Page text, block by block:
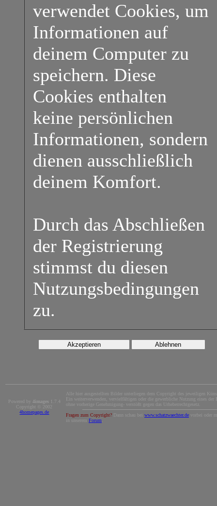
verwendet Cookies, um
Informationen auf
deinem Computer zu
speichern. Diese
Cookies enthalten
keine persönlichen
Informationen, sondern
dienen ausschließlich
deinem Komfort.
Durch das Abschließen
der Registrierung
stimmst du diesen
Nutzungsbedingungen
zu.
Powered by 4images 1.7.4
Copyright © 2002
4homepages.de
Alle hier ausgestellten Bilder unterliegen dem Copyright des jeweiligen
Ein weiterverwenden, vervielfältigen oder die gewerbliche Nutzung eines der
ohne vorherige Genehmigung- verstößt gegen das Urheberrechtgesetz.
Fragen zum Copyright? Dann schau bei www.schatzwaechter.de vorbei oder
in unserem Forum